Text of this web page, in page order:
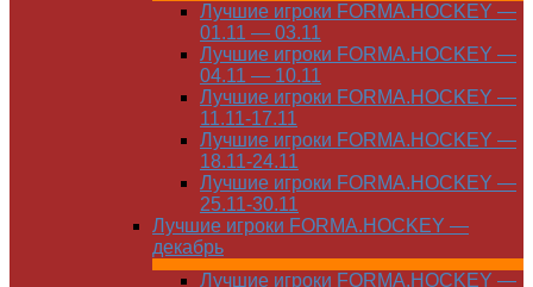
Лучшие игроки FORMA.HOCKEY —
01.11 — 03.11
Лучшие игроки FORMA.HOCKEY —
04.11 — 10.11
Лучшие игроки FORMA.HOCKEY —
11.11-17.11
Лучшие игроки FORMA.HOCKEY —
18.11-24.11
Лучшие игроки FORMA.HOCKEY —
25.11-30.11
Лучшие игроки FORMA.HOCKEY —
декабрь
Лучшие игроки FORMA.HOCKEY —